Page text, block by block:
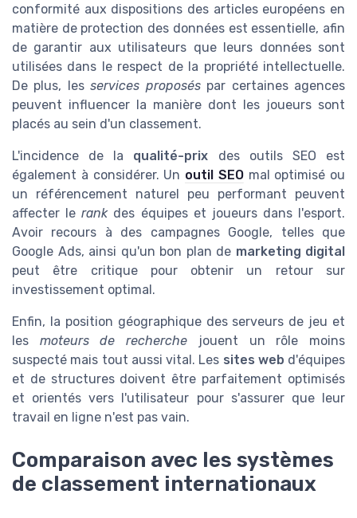
conformité aux dispositions des articles européens en
matière de protection des données est essentielle, afin
de garantir aux utilisateurs que leurs données sont
utilisées dans le respect de la propriété intellectuelle.
De plus, lesservices proposéspar certaines agences
peuvent influencer la manière dont les joueurs sont
placés au sein d'un classement.
L'incidence de la qualité-prix des outils SEO est
également à considérer. Un outil SEOmal optimisé ou
un référencement naturel peu performant peuvent
affecter lerankdes équipes et joueurs dans l'esport.
Avoir recours à des campagnes Google, telles que
Google Ads, ainsi qu'un bon plan de marketing digital
peut être critique pour obtenir un retour sur
investissement optimal.
Enfin, la position géographique des serveurs de jeu et
les moteurs de recherche jouent un rôle moins
suspecté mais tout aussi vital. Les sites web d'équipes
et de structures doivent être parfaitement optimisés
et orientés vers l'utilisateur pour s'assurer que leur
travail en ligne n'est pas vain.
Comparaison avec les systèmes
de classement internationaux